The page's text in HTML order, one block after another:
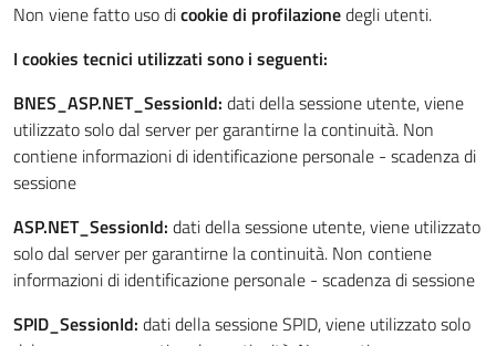
Non viene fatto uso dicookie di profilazionedegli utenti.
I cookies tecnici utilizzati sono i seguenti:
BNES_ASP.NET_SessionId: dati della sessione utente, viene
utilizzato solo dal server per garantirne la continuità. Non
contiene informazioni di identificazione personale - scadenza di
sessione
ASP.NET_SessionId: dati della sessione utente, viene utilizzato
solo dal server per garantirne la continuità. Non contiene
informazioni di identificazione personale - scadenza di sessione
SPID_SessionId: dati della sessione SPID, viene utilizzato solo